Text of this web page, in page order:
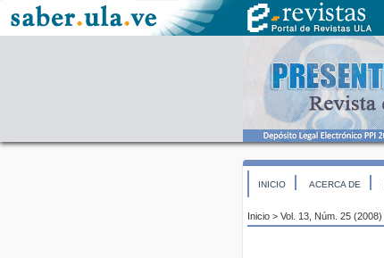
INICIO ACERCA DE
Inicio > Vol. 13, Núm. 25 (2008)